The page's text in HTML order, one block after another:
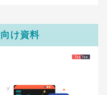
け資料